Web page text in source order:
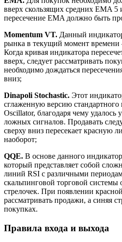
вверх скользящих средних EMA
пересечение EMA должно быть
Momentum VT. Данный
рынка в текущий момент времени
Когда кривая индикатора
вверх, следует рассматривать
необходимо дождаться
вниз;
Dinapoli Stochastic. Этот
сглаженную версию стандартного
Oscillator, благодаря чему удалось
ложных сигналов. Продавать
сверху вниз пересекает красную
наоборот;
QQE. В основе данного
который представляет собой
линий RSI с различными
скальпинговой торговой системы
стрелочек. При появлении
рассматривать продажи, а синяя
покупках.
Правила входа и выхода